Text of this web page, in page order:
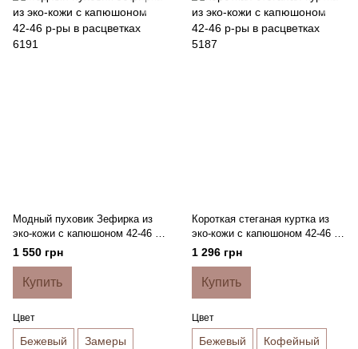
Модный пуховик Зефирка из
эко-кожи с капюшоном 42-46 р-
ры в расцветках 6191
1 550 грн
Купить
Цвет
Бежевый Замеры
Короткая стеганая куртка из
эко-кожи с капюшоном 42-46 р-
ры в расцветках 5187
1 296 грн
Купить
Цвет
Бежевый Кофейный